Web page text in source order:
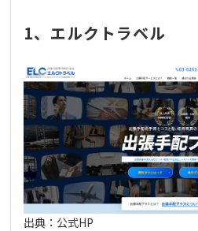
1、エルクトラベル
出典：公式HP